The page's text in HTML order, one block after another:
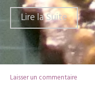
Lire la Suite
Laisser un commentaire